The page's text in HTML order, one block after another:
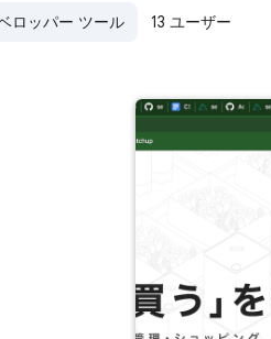
ロッパー ツール 13 ユーザー